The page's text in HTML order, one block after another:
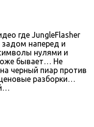
где JungleFlasher
наперед и
нулями и
бывает… Не
черный пиар против
разборки…